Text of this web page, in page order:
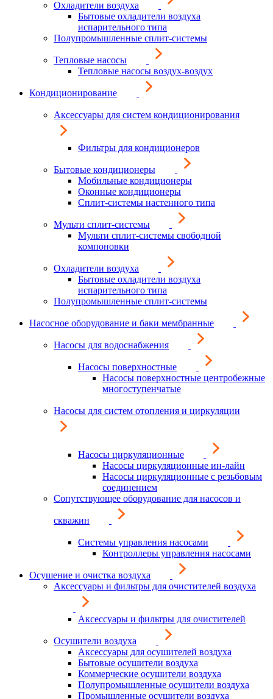
Охладители воздуха
Бытовые охладители воздуха
испарительного типа
Полупромышленные сплит-системы
Тепловые насосы
Тепловые насосы воздух-воздух
Кондиционирование
Аксессуары для систем кондиционирования
Фильтры для кондиционеров
Бытовые кондиционеры
Мобильные кондиционеры
Оконные кондиционеры
Сплит-системы настенного типа
Мульти сплит-системы
Мульти сплит-системы свободной
компоновки
Охладители воздуха
Бытовые охладители воздуха
испарительного типа
Полупромышленные сплит-системы
Насосное оборудование и баки мембранные
Насосы для водоснабжения
Насосы поверхностные
Насосы поверхностные центробежные
многоступенчатые
Насосы для систем отопления и циркуляции
Насосы циркуляционные
Насосы циркуляционные ин-лайн
Насосы циркуляционные с резьбовым
соединением
Сопутствующее оборудование для насосов и
скважин
Системы управления насосами
Контроллеры управления насосами
Осушение и очистка воздуха
Аксессуары и фильтры для очистителей воздуха
Аксессуары и фильтры для очистителей
Осушители воздуха
Аксессуары для осушителей воздуха
Бытовые осушители воздуха
Коммерческие осушители воздуха
Полупромышленные осушители воздуха
Промышленные осушители воздуха